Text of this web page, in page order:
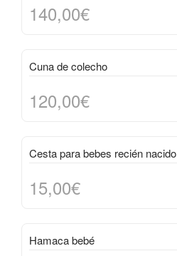
140,00€
Cuna de colecho
120,00€
Cesta para bebes recién nacido
15,00€
Hamaca bebé